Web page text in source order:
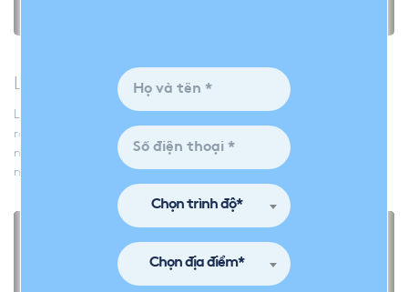
Love Paradise – Kelly Chan
Love Paradise là một bản tình ca nhẹ nhàng sâu lắng, lời bài hát
rõ ràng rất thích hợp cho việc luyện nghe tiếng Anh, đặc biệt
những người mới bắt đầu học cũng có thể cảm nhận được ý
nghĩa của nó.
Chọn trình độ*
Chọn địa điểm*